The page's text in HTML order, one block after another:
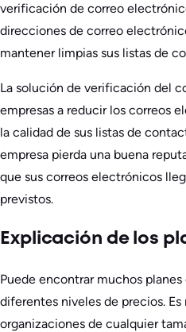
verificación de correo
direcciones de correo
mantener limpias sus listas de
La solución de verificación del
empresas a reducir los correos
la calidad de sus listas de
empresa pierda una buena
que sus correos electrónicos
previstos.
Explicación de los
Puede encontrar muchos
diferentes niveles de precios.
organizaciones de cualquier